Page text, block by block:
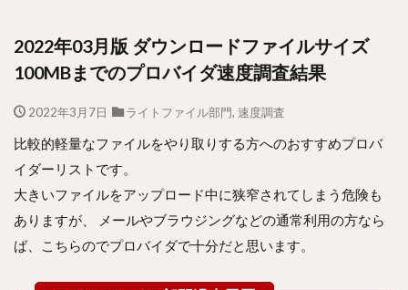
2022年03月版 ダウンロードファイルサイズ
100MBまでのプロバイダ速度調査結果
2022年3月7日 ライトファイル部門, 速度調査
比較的軽量なファイルをやり取りする方へのおすすめプロバ
イダーリストです。
大きいファイルをアップロード中に狭窄されてしまう危険も
ありますが、 メールやブラウジングなどの通常利用の方なら
ば、こちらのでプロバイダで十分だと思います。